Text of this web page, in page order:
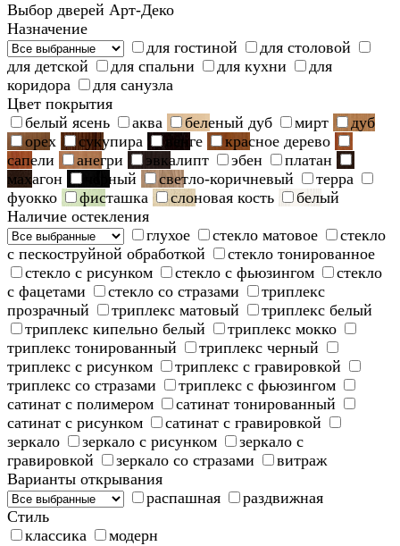
Выбор дверей Арт-Деко
Назначение
для гостиной
для столовой
для детской
для спальни для кухни
для
коридора
для санузла
Цвет покрытия
белый ясень
аква беленый дуб мирт
дуб
орех
сукупира венге
красное дерево
сапели
анегри эвкалипт эбен
платан
махагон
черный светло-коричневый
терра
фуокко
фисташка слоновая кость
белый
Наличие остекления
глухое
стекло матовое
стекло
с пескоструйной обработкой
стекло тонированное
стекло с рисунком
стекло с фьюзингом
стекло
с фацетами
стекло со стразами
триплекс
прозрачный
триплекс матовый
триплекс белый
триплекс кипельно белый
триплекс мокко
триплекс тонированный
триплекс черный
триплекс с рисунком
триплекс с гравировкой
триплекс со стразами
триплекс с фьюзингом
сатинат с полимером
сатинат тонированный
сатинат с рисунком
сатинат с гравировкой
зеркало
зеркало с рисунком
зеркало с
гравировкой
зеркало со стразами
витраж
Варианты открывания
распашная
раздвижная
Стиль
классика
модерн